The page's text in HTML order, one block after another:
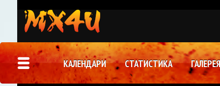
КАЛЕНДАРИ СТАТИСТИКА ГАЛЕРЕЯ